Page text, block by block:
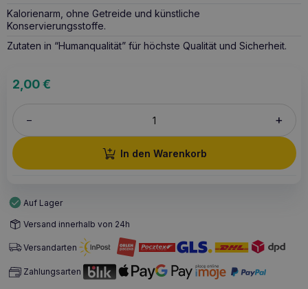
Kalorienarm, ohne Getreide und künstliche
Konservierungsstoffe.
Zutaten in “Humanqualität” für höchste Qualität und Sicherheit.
2,00€
– +
In den Warenkorb
Auf Lager
Versand innerhalb von 24h
Versandarten
Zahlungsarten